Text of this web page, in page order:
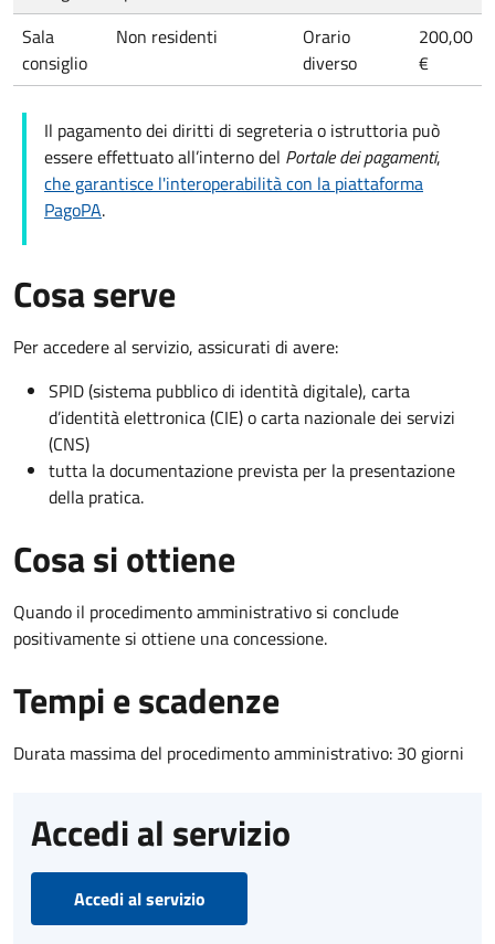
Sala
consiglio
Non residenti
Orario
diverso
200,00
€
Il pagamento dei diritti di segreteria o istruttoria può
essere effettuato all’interno del Portale dei pagamenti,
che garantisce l'interoperabilità con la piattaforma
PagoPA.
Cosa serve
Per accedere al servizio, assicurati di avere:
SPID (sistema pubblico di identità digitale), carta
d’identità elettronica (CIE) o carta nazionale dei servizi
(CNS)
tutta la documentazione prevista per la presentazione
della pratica.
Cosa si ottiene
Quando il procedimento amministrativo si conclude
positivamente si ottiene una concessione.
Tempi e scadenze
Durata massima del procedimento amministrativo: 30 giorni
Accedi al servizio
Accedi al servizio